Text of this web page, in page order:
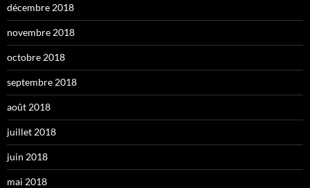
décembre 2018
novembre 2018
octobre 2018
septembre 2018
août 2018
juillet 2018
juin 2018
mai 2018